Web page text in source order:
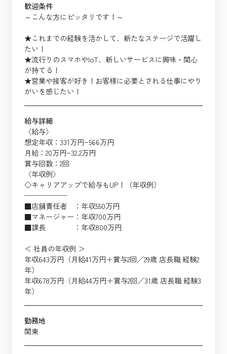
歓迎条件
～こんな方にピッタリです！～
★これまでの経験を活かして、新たなステージで活躍し
たい！
★流行りのスマホやIoT、新しいサービスに興味・関心
が持てる！
★営業や接客が好き！お客様に必要とされる仕事にやり
がいを感じたい！
給与詳細
〈給与〉
想定年収：331万円~566万円
月給：20万円~32.2万円
賞与回数：2回
〈年収例〉
◇キャリアアップで給与もUP！（年収例）
──────
■店舗責任者 ：年収550万円
■マネージャー：年収700万円
■課長 ：年収800万円
＜ 社員の年収例 ＞
年収643万円（月給41万円＋賞与2回／29歳 店長職 経験2
年）
年収678万円（月給44万円＋賞与2回／31歳 店長職 経験3
年）
勤務地
関東